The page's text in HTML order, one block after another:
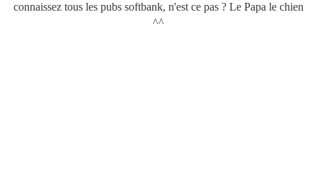
connaissez tous les pubs softbank, n'est ce pas ? Le Papa le chien
^^